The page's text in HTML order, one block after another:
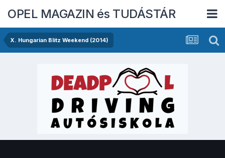
OPEL MAGAZIN és TUDÁSTÁR
X. Hungarian Blitz Weekend (2014)